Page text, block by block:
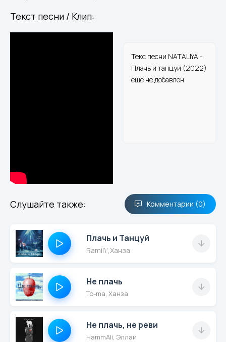
Текст песни / Клип:
Текс песни NATALIYA -
Плачь и танцуй (2022)
еще не добавлен
Слушайте также: Комментарии (0)
Плачь и Танцуй
Ramil\' Ханза
Не плачь
To-ma, Ханза
Не плачь, не реви
HammAli, Эллаи